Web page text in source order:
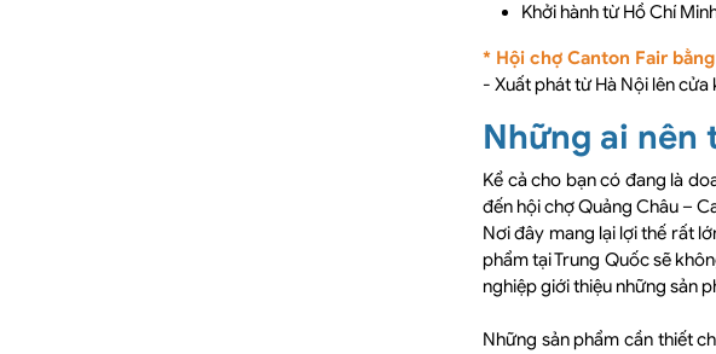
Khởi hành từ Hồ Chí
* Hội chợ Canton Fair
- Xuất phát từ Hà Nội lên
Những ai nên
Kể cả cho bạn có đang là
đến hội chợ Quảng Châu –
Nơi đây mang lại lợi thế rất
phẩm tại Trung Quốc sẽ
nghiệp giới thiệu những sản
Những sản phẩm cần thiết